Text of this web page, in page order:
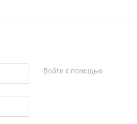
Войти с помощью